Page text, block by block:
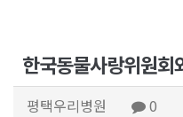
한국동물사랑위원
평택우리병원 0